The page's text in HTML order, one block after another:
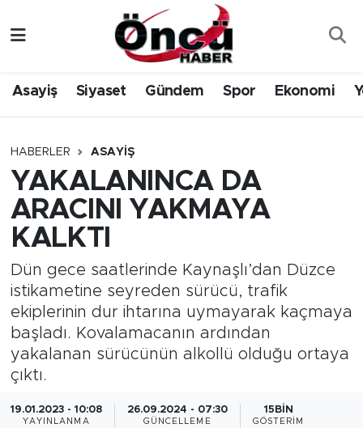
Asayiş Siyaset Gündem Spor Ekonomi
HABERLER ASAYIŞ
YAKALANINCA DA
ARACINI YAKMAYA
KALKTI
Dün gece saatlerinde Kaynaşlı’dan Düzce
istikametine seyreden sürücü, trafik
ekiplerinin dur ihtarına uymayarak kaçmaya
başladı. Kovalamacanın ardından
yakalanan sürücünün alkollü olduğu ortaya
çıktı.
19.01.2023 - 10:08
YAYINLANMA
26.09.2024 - 07:30
GÜNCELLEME
15BIN
GÖSTERIM
Gündem
Sağlık & Çevre
Spor
Siyaset
Yerel Haber
Öncü Radyo Dinle
Öncü TV İzle
Düzce Nöbetçi Eczaneler
Düzce Hava Durumu
Düzce Namaz Vakitleri
Düzce Trafik Yoğunluk Haritası
Süper Lig Puan Durumu ve Fikstür
Tüm Manşetler
Son Dakika Haberleri
Haber Arşivi